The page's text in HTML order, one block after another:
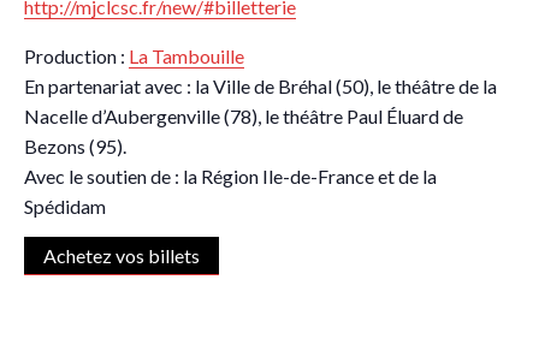
http://mjclcsc.fr/new/#billetterie
Production : La Tambouille
En partenariat avec : la Ville de Bréhal (50), le théâtre de la
Nacelle d’Aubergenville (78), le théâtre Paul Éluard de
Bezons (95).
Avec le soutien de : la Région Ile-de-France et de la
Spédidam
Achetez vos billets